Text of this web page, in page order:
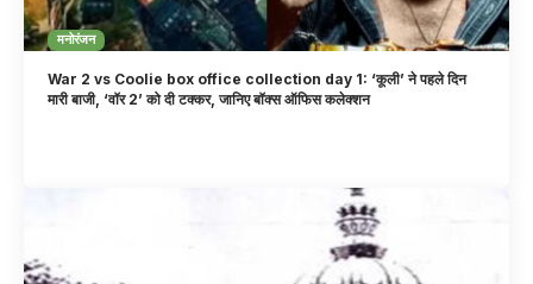
मनोरंजन
War 2 vs Coolie box office collection day 1: ‘कूली’ ने पहले दिन
मारी बाजी, ‘वॉर 2’ को दी टक्कर, जानिए बॉक्स ऑफिस कलेक्शन